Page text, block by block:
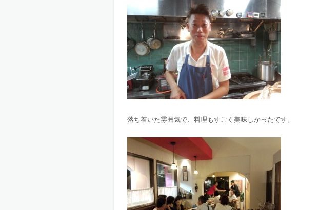
落ち着いた雰囲気で、料理もすごく美味しかったです。